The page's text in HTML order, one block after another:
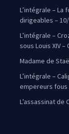
L’intégrale – La
dirigeables –
L’intégrale –
sous Louis XIV –
Madame de
L’intégrale –
empereurs fous
L’assassinat de